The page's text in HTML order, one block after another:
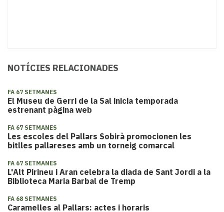
NOTÍCIES RELACIONADES
FA 67 SETMANES
El Museu de Gerri de la Sal inicia temporada
estrenant pàgina web
FA 67 SETMANES
Les escoles del Pallars Sobirà promocionen les
bitlles pallareses amb un torneig comarcal
FA 67 SETMANES
L'Alt Pirineu i Aran celebra la diada de Sant Jordi a la
Biblioteca Maria Barbal de Tremp
FA 68 SETMANES
Caramelles al Pallars: actes i horaris